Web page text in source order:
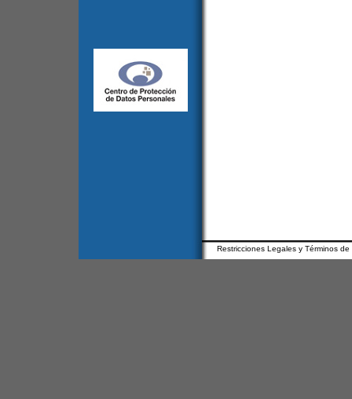
Restricciones Legales y Términos de